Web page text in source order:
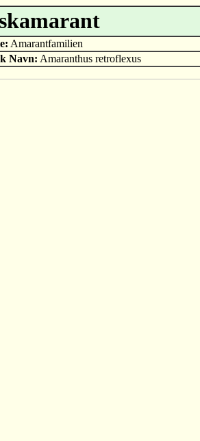
Amarantfamilien
Navn: Amaranthus retroflexus